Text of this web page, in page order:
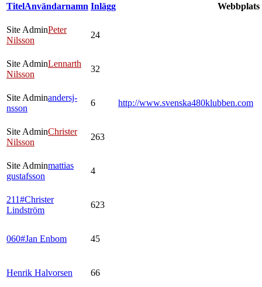
TitelAnvändarnamn Inlägg Webbplats
Site AdminPeter
Nilsson
24
Site AdminLennarth
Nilsson
32
Site Adminandersj-
nsson
6 http://www.svenska480klubben.com
Site AdminChrister
Nilsson
263
Site Adminmattias
gustafsson
4
211#Christer
Lindström
623
060#Jan Enbom 45
Henrik Halvorsen 66